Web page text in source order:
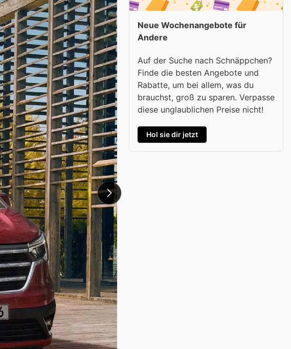
Neue Wochenangebote für
Andere
Auf der Suche nach Schnäppchen?
Finde die besten Angebote und
Rabatte, um bei allem, was du
brauchst, groß zu sparen. Verpasse
diese unglaublichen Preise nicht!
Hol sie dir jetzt